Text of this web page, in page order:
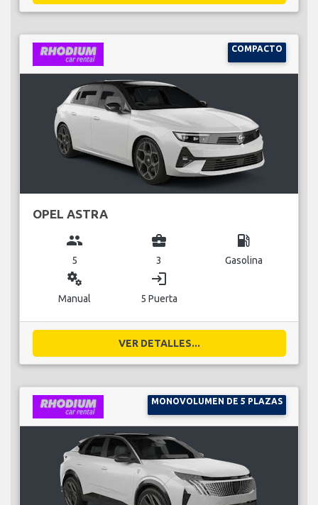
COMPACTO
OPEL ASTRA
group
5
business_center
3
local_gas_station
Gasolina
miscellaneous_services
Manual
login
5 Puerta
VER DETALLES...
MONOVOLUMEN DE 5 PLAZAS